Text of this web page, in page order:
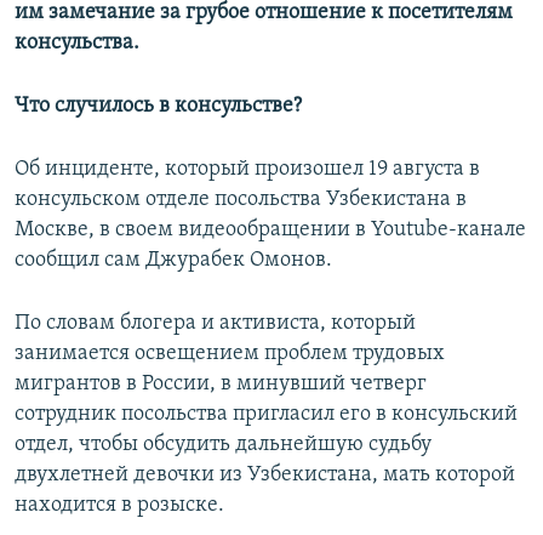
им замечание за грубое отношение к посетителям
консульства.
Что случилось в консульстве?
Об инциденте, который произошел 19 августа в
консульском отделе посольства Узбекистана в
Москве, в своем видеообращении в Youtube-канале
сообщил сам Джурабек Омонов.
По словам блогера и активиста, который
занимается освещением проблем трудовых
мигрантов в России, в минувший четверг
сотрудник посольства пригласил его в консульский
отдел, чтобы обсудить дальнейшую судьбу
двухлетней девочки из Узбекистана, мать которой
находится в розыске.